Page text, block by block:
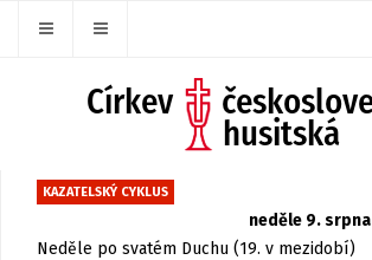
KAZATELSKÝ CYKLUS
neděle 9. srpna
Neděle po svatém Duchu (19. v mezidobí)